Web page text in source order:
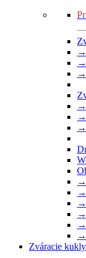
→
→
→
→
→
→
→
→
→
→
→
→
Zváracie kukly